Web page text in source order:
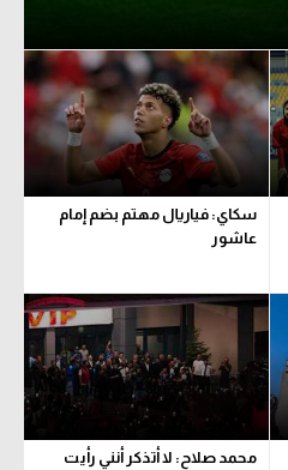
سكاي: فياريال مهتم بضم إمام
عاشور
محمد صلاح: لا أتذكر أنني رأيت